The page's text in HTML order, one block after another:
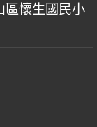
區懷生國民小